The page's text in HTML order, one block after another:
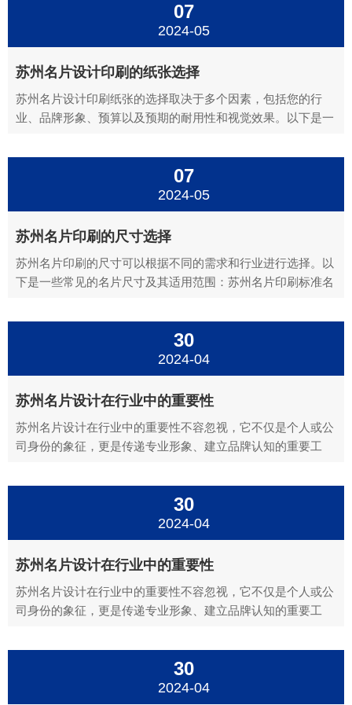
助于增强企业的品牌识别度。当客户或合作伙伴收到名片时，
07
2024-05
苏州名片设计印刷的纸张选择
苏州名片设计印刷纸张的选择取决于多个因素，包括您的行
业、品牌形象、预算以及预期的耐用性和视觉效果。以下是一
刷铜版纸：铜版纸是最常见的名片纸张类型，适用于大多数行
业。它提供了良好的打印质量和色彩鲜艳度，同时价格相对亲
07
2024-05
苏州名片印刷的尺寸选择
苏州名片印刷的尺寸可以根据不同的需求和行业进行选择。以
下是一些常见的名片尺寸及其适用范围：苏州名片印刷标准名
90mm×50mm欧式标准尺寸：85mm×54mm这些标准尺寸是
名片设计中最常见的尺寸，适用于大多数行业和场合。苏州
30
2024-04
苏州名片设计在行业中的重要性
苏州名片设计在行业中的重要性不容忽视，它不仅是个人或公
司身份的象征，更是传递专业形象、建立品牌认知的重要工
计建立专业形象：一张精心设计的名片能够迅速传达出个人或
公司的专业素养和品质。合适的字体、配色、布局和图案等元
30
2024-04
苏州名片设计在行业中的重要性
苏州名片设计在行业中的重要性不容忽视，它不仅是个人或公
司身份的象征，更是传递专业形象、建立品牌认知的重要工
计建立专业形象：一张精心设计的名片能够迅速传达出个人或
公司的专业素养和品质。合适的字体、配色、布局和图案等元
30
2024-04